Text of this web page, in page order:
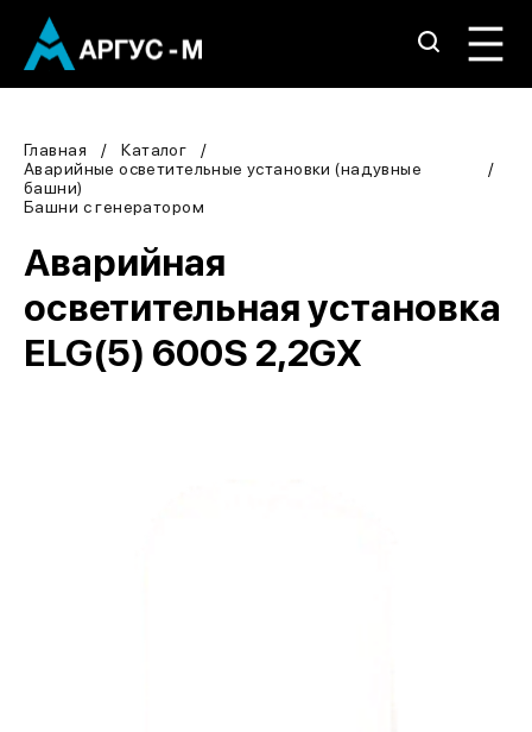
Главная
Каталог
Аварийные осветительные установки (надувные
башни)
Башни с генератором
Аварийная
осветительная установка
ELG(5) 600S 2,2GX